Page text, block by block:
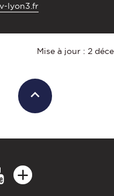
lyon3.fr
Mise à jour : 2